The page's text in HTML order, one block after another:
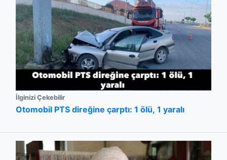
İlginizi Çekebilir
Otomobil PTS direğine çarptı: 1 ölü, 1 yaralı